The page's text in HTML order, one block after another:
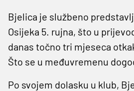
Bjelica je službeno
Osijeka 5. rujna, što u
danas točno tri mjeseca
Što se u međuvremenu
Po svojem dolasku u klub,